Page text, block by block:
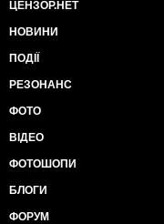
ЦЕНЗОР.НЕТ
НОВИНИ
ПОДІЇ
РЕЗОНАНС
ФОТО
ВІДЕО
ФОТОШОПИ
БЛОГИ
ФОРУМ